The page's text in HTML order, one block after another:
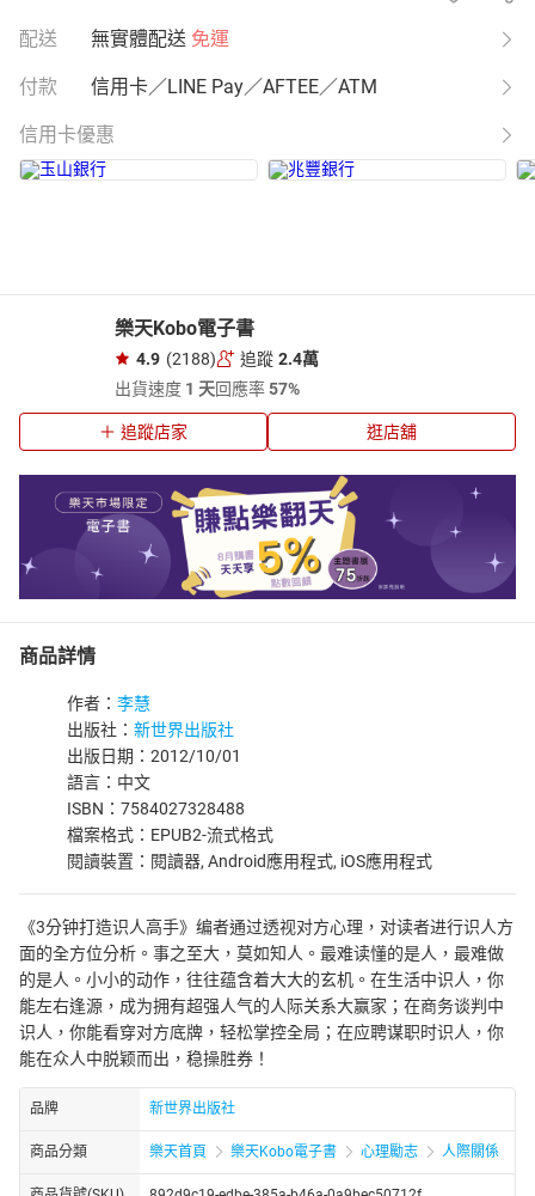
配送 無實體配送 免運
付款 信用卡／LINE Pay／AFTEE／ATM
信用卡優惠
樂天Kobo電子書
4.9 (2188) 追蹤 2.4萬
出貨速度 1 天回應率57%
追蹤店家 逛店舖
商品詳情
作者： 李慧
出版社： 新世界出版社
出版日期：2012/10/01
語言：中文
ISBN：7584027328488
檔案格式：EPUB2-流式格式
閱讀裝置：閱讀器, Android應用程式, iOS應用程式
《3分钟打造识人高手》编者通过透视对方心理，对读者进行识人方
面的全方位分析。事之至大，莫如知人。最难读懂的是人，最难做
的是人。小小的动作，往往蕴含着大大的玄机。在生活中识人，你
能左右逢源，成为拥有超强人气的人际关系大赢家；在商务谈判中
识人，你能看穿对方底牌，轻松掌控全局；在应聘谋职时识人，你
能在众人中脱颖而出，稳操胜券！
品牌 新世界出版社
商品分類 樂天首頁 樂天Kobo電子書 心理勵志 人際關係